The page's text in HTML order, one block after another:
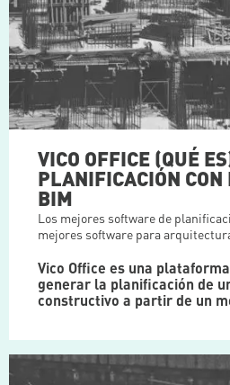
VICO OFFICE (QUÉ
PLANIFICACIÓN CON
BIM
Los mejores software de
mejores software para
Vico Office es una
generar la planificación de
constructivo a partir de un